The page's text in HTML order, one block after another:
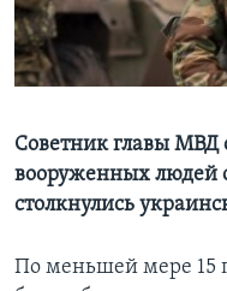
Learning English
Языки
Советник главы МВД
вооруженных людей
столкнулись
По меньшей мере 15